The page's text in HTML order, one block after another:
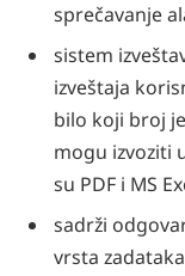
sprečavanje
sistem
izveštaja
bilo koji broj
mogu izvoziti
su PDF i MS
sadrži
vrsta